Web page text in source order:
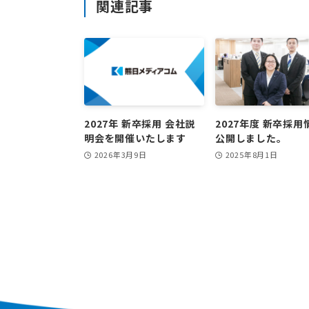
関連記事
2027年 新卒採用 会社説
明会を開催いたします
2026年3月9日
2027年度 新卒採用
公開しました。
2025年8月1日